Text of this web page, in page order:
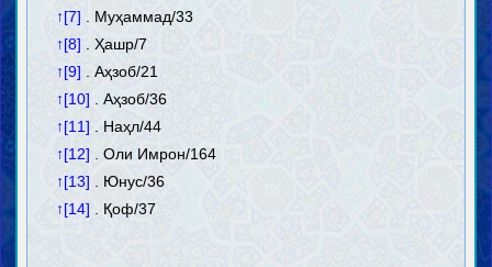
↑[7] . Муҳаммад/33
↑[8] . Ҳашр/7
↑[9] . Аҳзоб/21
↑[10] . Аҳзоб/36
↑[11] . Наҳл/44
↑[12] . Оли Имрон/164
↑[13] . Юнус/36
↑[14] . Қоф/37